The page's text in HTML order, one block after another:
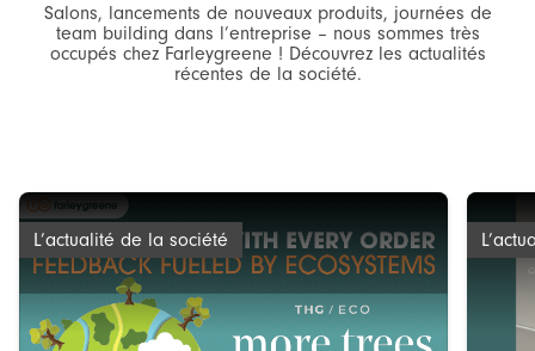
Salons, lancements de nouveaux produits, journées de
team building dans l’entreprise – nous sommes très
occupés chez Farleygreene ! Découvrez les actualités
récentes de la société.
L’actualité de la société